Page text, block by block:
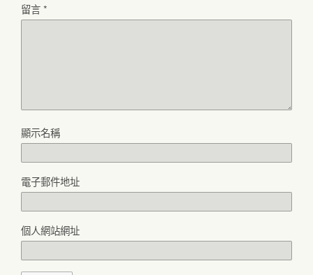
留言*
顯示名稱
電子郵件地址
個人網站網址